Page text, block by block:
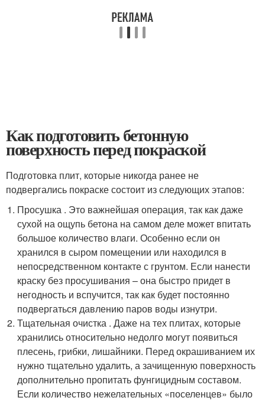
Как подготовить бетонную
поверхность перед покраской
Подготовка плит, которые никогда ранее не
подвергались покраске состоит из следующих этапов:
Просушка . Это важнейшая операция, так как даже
сухой на ощупь бетона на самом деле может впитать
большое количество влаги. Особенно если он
хранился в сыром помещении или находился в
непосредственном контакте с грунтом. Если нанести
краску без просушивания – она быстро придет в
негодность и вспучится, так как будет постоянно
подвергаться давлению паров воды изнутри.
Тщательная очистка . Даже на тех плитах, которые
хранились относительно недолго могут появиться
плесень, грибки, лишайники. Перед окрашиванием их
нужно тщательно удалить, а зачищенную поверхность
дополнительно пропитать фунгицидным составом.
Если количество нежелательных «поселенцев» было